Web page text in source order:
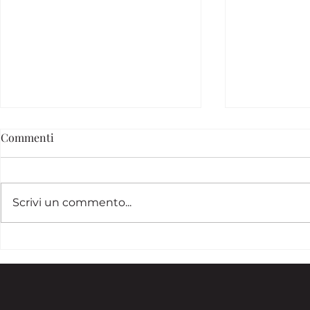
fotografico giusto per il tuo
comunica
Commenti
Scrivi un commento...